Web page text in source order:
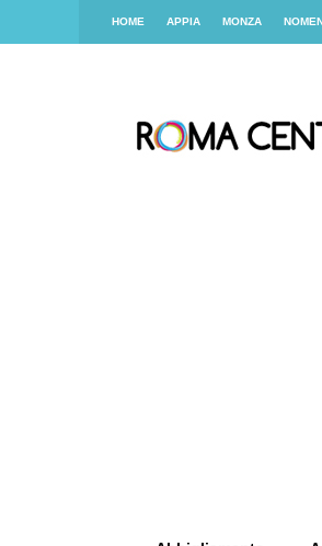
HOME APPIA MONZA